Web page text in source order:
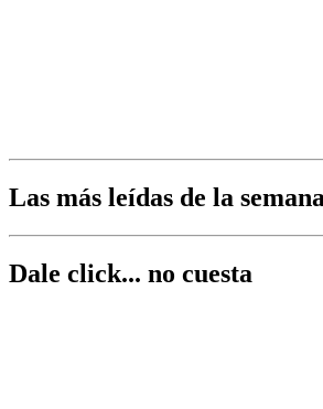
Las más leídas de la semana
Dale click... no cuesta